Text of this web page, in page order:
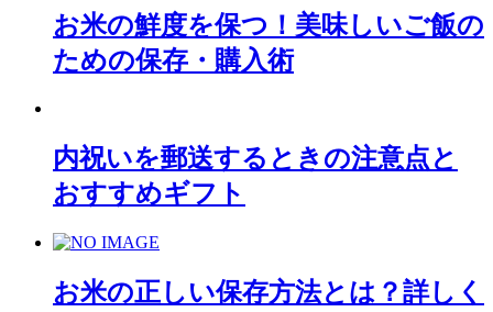
お米の鮮度を保つ！美味しいご飯の
ための保存・購入術
内祝いを郵送するときの注意点と
おすすめギフト
お米の正しい保存方法とは？詳しく